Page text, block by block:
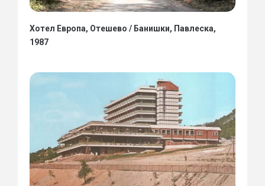
Хотел Европа, Отешево / Банишки, Павлеска,
1987